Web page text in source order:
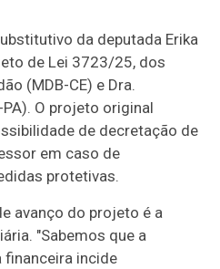
da deputada Erika
de Lei 3723/25, dos
(MDB-CE) e Dra.
O projeto original
de decretação de
em caso de
protetivas.
avanço do projeto é a
"Sabemos que a
financeira incide